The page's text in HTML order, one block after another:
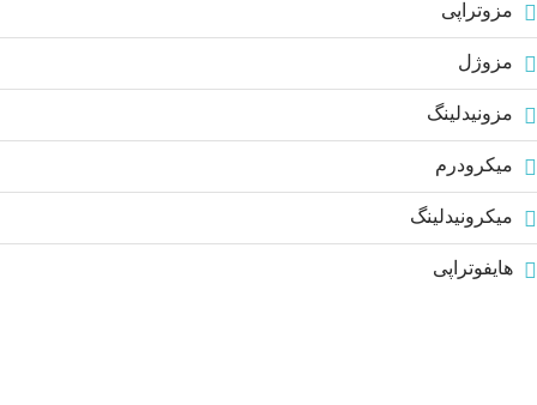
مزوتراپی
مزوژل
مزونیدلینگ
میکرودرم
میکرونیدلینگ
هایفوتراپی